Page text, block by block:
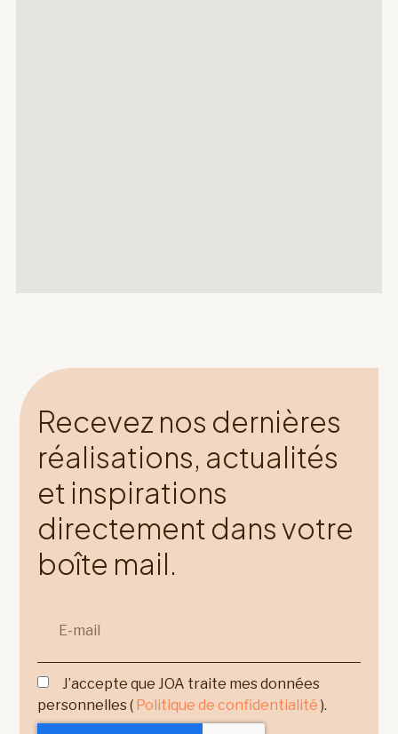
Recevez nos dernières
réalisations, actualités
et inspirations
directement dans votre
boîte mail.
J’accepte que JOA traite mes données
personnelles ( Politique de confidentialité ).